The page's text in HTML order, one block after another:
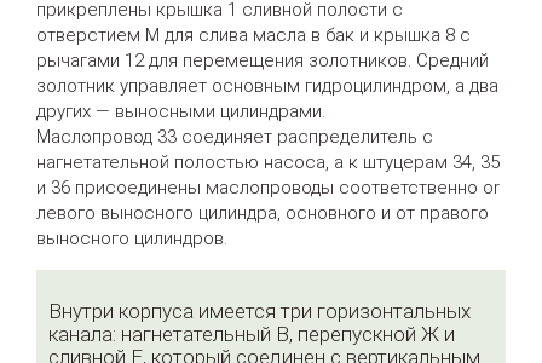
прикреплены крышка 1 сливной полости с
отверстием М для слива масла в бак и крышка 8 с
рычагами 12 для перемещения золотников. Средний
золотник управляет основным гидроцилиндром, а два
других — выносными цилиндрами.
Маслопровод 33 соединяет распределитель с
нагнетательной полостью насоса, а к штуцерам 34, 35
и 36 присоединены маслопроводы соответственно or
левого выносного цилиндра, основного и от правого
выносного цилиндров.
Внутри корпуса имеется три горизонтальных
канала: нагнетательный В, перепускной Ж и
сливной Е, который соединен с вертикальным